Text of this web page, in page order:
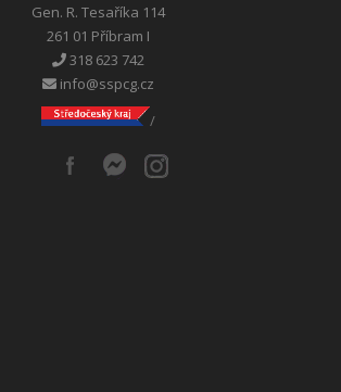
Gen. R. Tesaříka 114
261 01 Příbram I
318 623 742
info@sspcg.cz
/